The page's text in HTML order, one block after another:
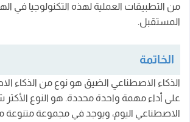
من التطبيقات العملية لهذه التكنولوجيا في
المستقبل.
الخاتمة
الذكاء الاصطناعي الضيق هو نوع من الذكاء
على أداء مهمة واحدة محددة. هو النوع الأكثر
الاصطناعي اليوم، ويوجد في مجموعة متنوعة